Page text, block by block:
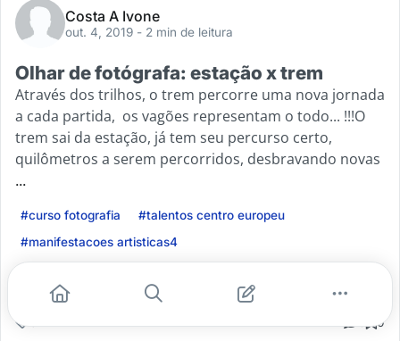
Costa A Ivone
out. 4, 2019 - 2 min de leitura
Olhar de fotógrafa: estação x trem
Através dos trilhos, o trem percorre uma nova jornada
a cada partida, os vagões representam o todo... !!!O
trem sai da estação, já tem seu percurso certo,
quilômetros a serem percorridos, desbravando novas
...
#curso fotografia
#talentos centro europeu
#manifestacoes artisticas4
Leia mais
0 0 0